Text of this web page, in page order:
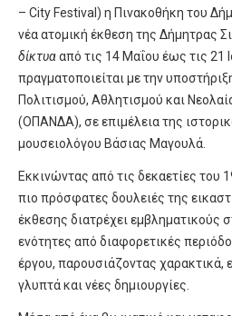
– City Festival) η Πινακοθήκη του
νέα ατομική έκθεση της Δήμητρας
δίκτυααπό τις 14 Μαΐου έως τις 21
πραγματοποιείται με την
Πολιτισμού, Αθλητισμού και
(ΟΠΑΝΔΑ), σε επιμέλεια της
μουσειολόγου Βάσιας Μαγουλά.
Εκκινώντας από τις δεκαετίες του
πιο πρόσφατες δουλειές της
έκθεσης διατρέχει εμβληματικούς
ενότητες από διαφορετικές
έργου, παρουσιάζοντας χαρακτικά,
γλυπτά και νέες δημιουργίες.